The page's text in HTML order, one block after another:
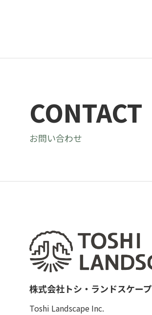
CONTACT
お問い合わせ
株式会社トシ・ランドスケープ
Toshi Landscape Inc.